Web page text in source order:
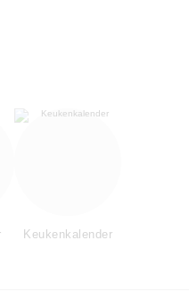
Keukenkalender